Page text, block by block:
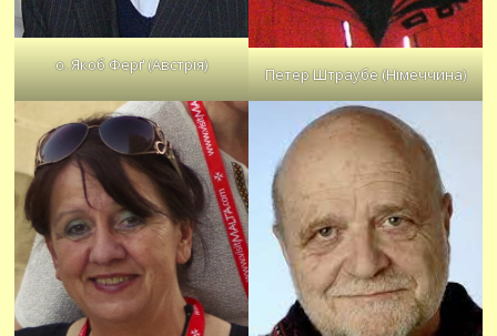
о. Якоб Ферґ (Австрія) Петер Штраубе (Німеччина)